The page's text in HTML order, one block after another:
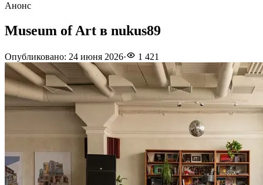
Анонс
Museum of Art в nukus89
Опубликовано: 24 июня 2026· 1 421